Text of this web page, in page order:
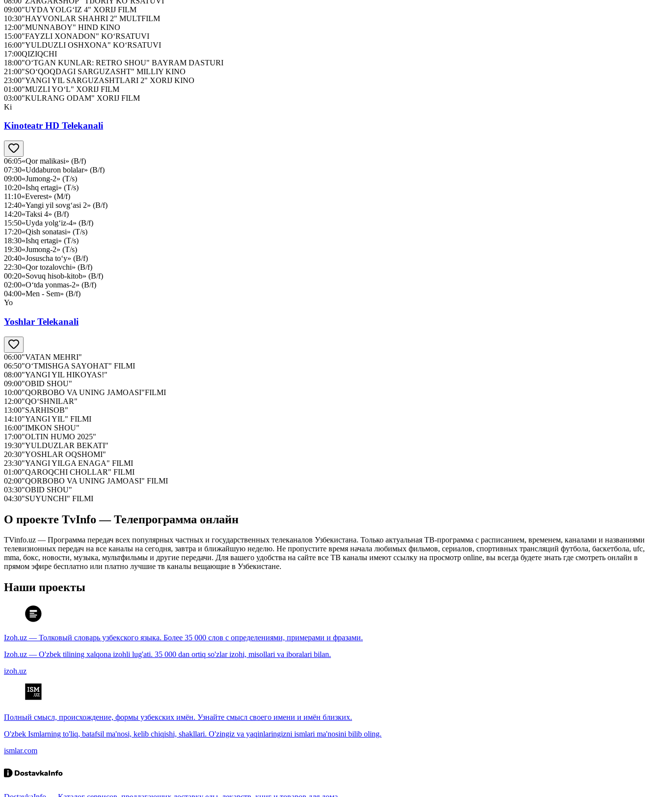
09:00"UYDA YOLG‘IZ 4" XORIJ FILM
10:30"HAYVONLAR SHAHRI 2" MULTFILM
12:00"MUNNABOY" HIND KINO
15:00"FAYZLI XONADON" KO‘RSATUVI
16:00"YULDUZLI OSHXONA" KO‘RSATUVI
17:00QIZIQCHI
18:00"O‘TGAN KUNLAR: RETRO SHOU" BAYRAM DASTURI
21:00"SO‘QOQDAGI SARGUZASHT" MILLIY KINO
23:00"YANGI YIL SARGUZASHTLARI 2" XORIJ KINO
01:00"MUZLI YO‘L" XORIJ FILM
03:00"KULRANG ODAM" XORIJ FILM
Ki
Kinoteatr HD Telekanali
06:05«Qor malikasi» (B/f)
07:30«Uddaburon bolalar» (B/f)
09:00«Jumong-2» (T/s)
10:20«Ishq ertagi» (T/s)
11:10«Everest» (M/f)
12:40«Yangi yil sovg‘asi 2» (B/f)
14:20«Taksi 4» (B/f)
15:50«Uyda yolg‘iz-4» (B/f)
17:20«Qish sonatasi» (T/s)
18:30«Ishq ertagi» (T/s)
19:30«Jumong-2» (T/s)
20:40«Josuscha to‘y» (B/f)
22:30«Qor tozalovchi» (B/f)
00:20«Sovuq hisob-kitob» (B/f)
02:00«O‘tda yonmas-2» (B/f)
04:00«Men - Sem» (B/f)
Yo
Yoshlar Telekanali
06:00"VATAN MEHRI"
06:50"O‘TMISHGA SAYOHAT" FILMI
08:00"YANGI YIL HIKOYAS!"
09:00"OBID SHOU"
10:00"QORBOBO VA UNING JAMOASI"FILMI
12:00"QO‘SHNILAR"
13:00"SARHISOB"
14:10"YANGI YIL" FILMI
16:00"IMKON SHOU"
17:00"OLTIN HUMO 2025"
19:30"YULDUZLAR ΒΕΚΑΤΙ"
20:30"YOSHLAR OQSHOMI"
23:30"YANGI YILGA ENAGA" FILMI
01:00"QAROQCHI CHOLLAR" FILMI
02:00"QORBOBO VA UNING JAMOASI" FILMI
03:30"OBID SHOU"
04:30"SUYUNCHI" FILMI
О проекте TvInfo — Телепрограмма онлайн
TVinfo.uz — Программа передач всех популярных частных и государственных телеканалов Узбекистана. Только актуальная ТВ-программа с расписанием, временем, каналами и названиями
телевизионных передач на все каналы на сегодня, завтра и ближайшую неделю. Не пропустите время начала любимых фильмов, сериалов, спортивных трансляций футбола, баскетбола, ufc,
mma, бокс, новости, музыка, мультфильмы и другие передачи. Для вашего удобства на сайте все ТВ каналы имеют ссылку на просмотр online, вы всегда будете знать где смотреть онлайн в
прямом эфире бесплатно или платно лучшие тв каналы вещающие в Узбекистане.
Наши проекты
Izoh.uz — Толковый словарь узбекского языка. Более 35 000 слов с определениями, примерами и фразами.
Izoh.uz — O'zbek tilining xalqona izohli lug'ati. 35 000 dan ortiq so'zlar izohi, misollari va iboralari bilan.
izoh.uz
Полный смысл, происхождение, формы узбекских имён. Узнайте смысл своего имени и имён близких.
O'zbek Ismlarning to'liq, batafsil ma'nosi, kelib chiqishi, shakllari. O'zingiz va yaqinlaringizni ismlari ma'nosini bilib oling.
ismlar.com